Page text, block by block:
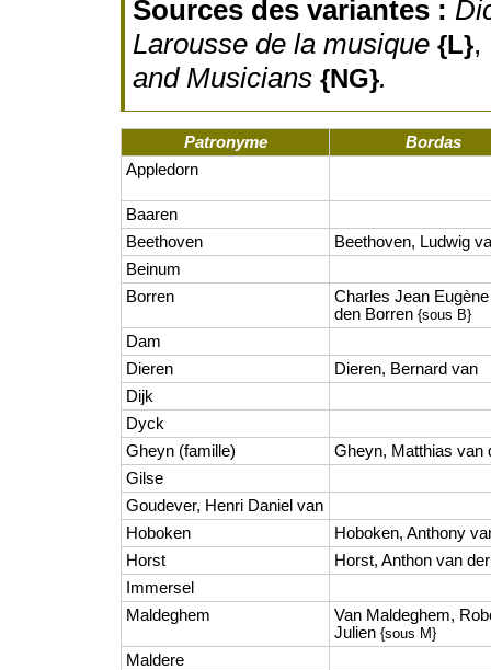
Sources des variantes :
Larousse de la musique {L},
and Musicians {NG}.
Patronyme
Bordas
Appledorn
Baaren
Beethoven
Beethoven, Ludwig
Beinum
Borren
Charles Jean
den Borren{sous B}
Dam
Dieren
Dieren, Bernard van
Dijk
Dyck
Gheyn (famille)
Gheyn, Matthias van
Gilse
Goudever, Henri Daniel van
Hoboken
Hoboken, Anthony
Horst
Horst, Anthon van der
Immersel
Maldeghem
Van Maldeghem,
Julien{sous M}
Maldere